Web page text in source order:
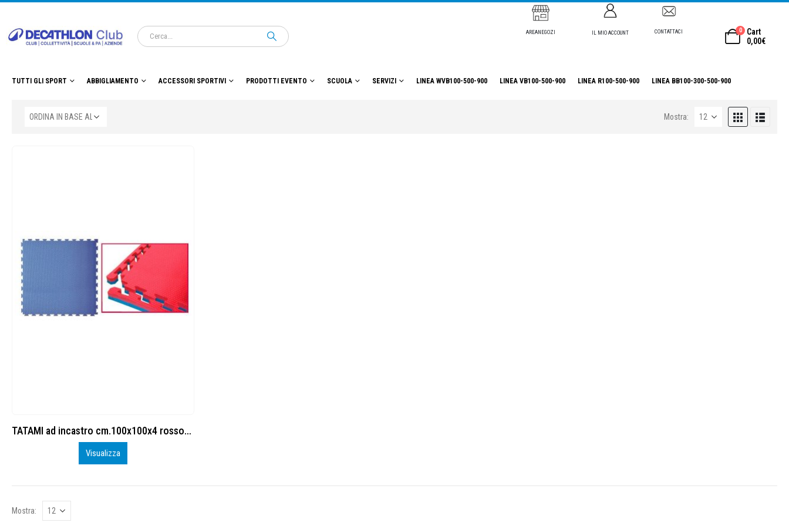
AREANEGOZI IL MIO ACCOUNT CONTATTACI 0
Cart
0,00€
TUTTI GLI SPORT ABBIGLIAMENTO ACCESSORI SPORTIVI PRODOTTI EVENTO SCUOLA SERVIZI LINEA WVB100-500-900 LINEA VB100-500-900 LINEA R100-500-900 LINEA BB100-300-500-900
Mostra:
TATAMI ad incastro cm.100x100x4 rosso/blu con 4 bordi
Visualizza
Mostra: